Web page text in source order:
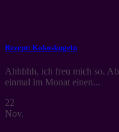
Rezept: Kokoskugeln
Ahhhhh, ich freu mich so.
einmal im Monat einen...
22
Nov.